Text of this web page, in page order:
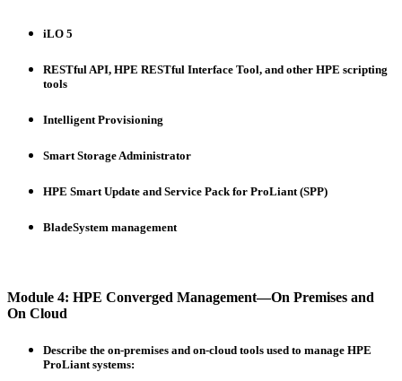
iLO 5
RESTful API, HPE RESTful Interface Tool, and other HPE scripting
tools
Intelligent Provisioning
Smart Storage Administrator
HPE Smart Update and Service Pack for ProLiant (SPP)
BladeSystem management
Module 4: HPE Converged Management—On Premises and
On Cloud
Describe the on-premises and on-cloud tools used to manage HPE
ProLiant systems: